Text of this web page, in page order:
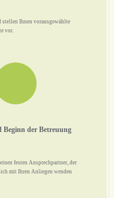
stellen Ihnen vorausgewählte
vor.
Beginn der Betreuung
festen Ansprechpartner, der
mit Ihren Anliegen wenden